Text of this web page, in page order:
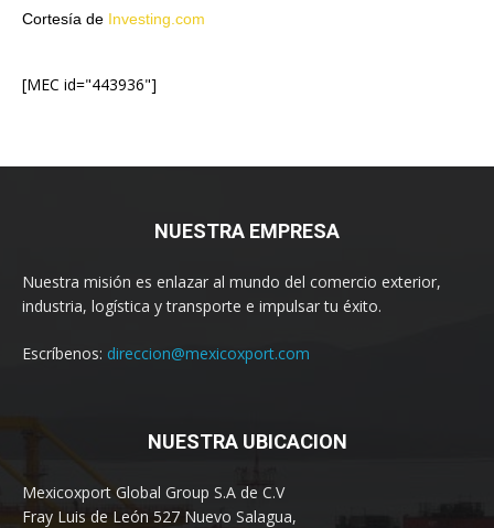
Cortesía de Investing.com
[MEC id="443936"]
NUESTRA EMPRESA
Nuestra misión es enlazar al mundo del comercio exterior,
industria, logística y transporte e impulsar tu éxito.
Escríbenos: direccion@mexicoxport.com
NUESTRA UBICACION
Mexicoxport Global Group S.A de C.V
Fray Luis de León 527 Nuevo Salagua,